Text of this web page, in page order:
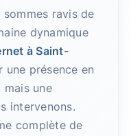
ravis de
dynamique
à Saint-
une présence en
mais une
intervenons.
complète de